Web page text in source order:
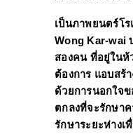
Wong Kar-wai
สองคน ที่อยู่ในห้
ต้องการ แอบสร้
ด้วยการนอกใจ
ตกลงที่จะรักษาค
รักษาระยะห่างเ